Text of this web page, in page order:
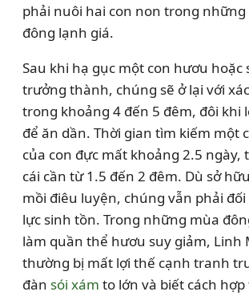
phải nuôi hai con non trong
đông lạnh giá.
Sau khi hạ gục một con hươu hoặc
trưởng thành, chúng sẽ ở lại với
trong khoảng 4 đến 5 đêm, đôi khi
để ăn dần. Thời gian tìm kiếm một
của con đực mất khoảng 2.5 ngày,
cái cần từ 1.5 đến 2 đêm. Dù sở
mồi điêu luyện, chúng vẫn phải
lực sinh tồn. Trong những mùa
làm quần thể hươu suy giảm, Linh
thường bị mất lợi thế cạnh tranh
đàn sói xám to lớn và biết cách hợp